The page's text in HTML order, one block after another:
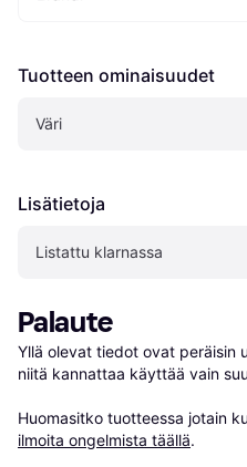
Tuotteen ominaisuudet
Väri
Lisätietoja
Listattu klarnassa
Palaute
Yllä olevat tiedot ovat peräisin
niitä kannattaa käyttää vain
Huomasitko tuotteessa jotain
ilmoita ongelmista täällä.